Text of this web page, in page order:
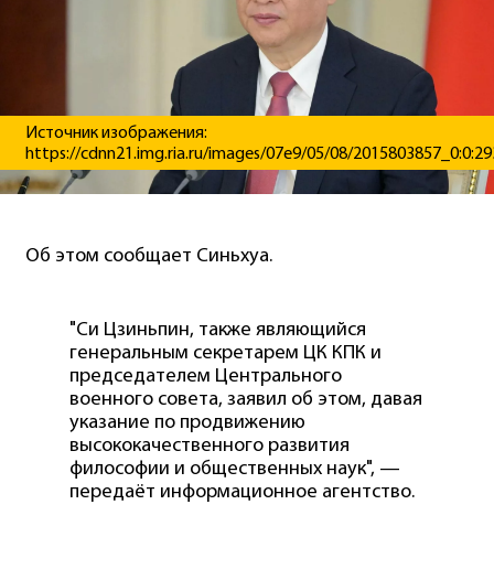
Источник изображения:
https://cdnn21.img.ria.ru/images/07e9/05/08/
Об этом сообщает Синьхуа.
"Си Цзиньпин, также являющийся
генеральным секретарем ЦК КПК и
председателем Центрального
военного совета, заявил об этом, давая
указание по продвижению
высококачественного развития
философии и общественных наук", —
передаёт информационное агентство.